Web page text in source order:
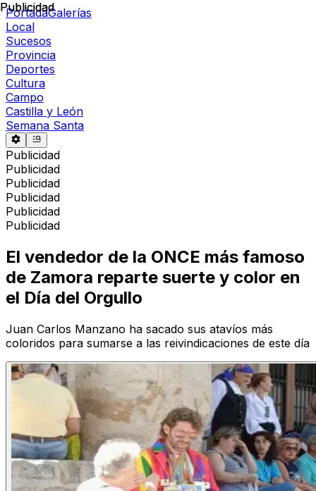
PortadaGalerías
Local
Sucesos
Provincia
Deportes
Cultura
Campo
Castilla y León
Semana Santa
Publicidad
Publicidad
Publicidad
Publicidad
Publicidad
Publicidad
Publicidad
El vendedor de la ONCE más famoso
de Zamora reparte suerte y color en
el Día del Orgullo
Juan Carlos Manzano ha sacado sus atavíos más
coloridos para sumarse a las reivindicaciones de este día
Publicidad